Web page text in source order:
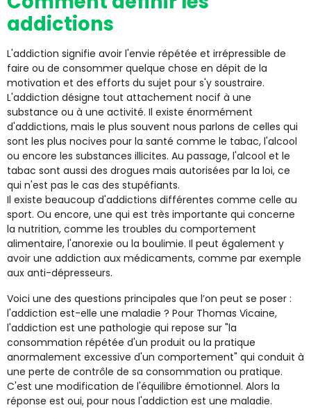
addictions
L'addiction signifie avoir l'envie répétée et irrépressible de
faire ou de consommer quelque chose en dépit de la
motivation et des efforts du sujet pour s'y soustraire.
L'addiction désigne tout attachement nocif à une
substance ou à une activité. Il existe énormément
d'addictions, mais le plus souvent nous parlons de celles qui
sont les plus nocives pour la santé comme le tabac, l'alcool
ou encore les substances illicites. Au passage, l'alcool et le
tabac sont aussi des drogues mais autorisées par la loi, ce
qui n'est pas le cas des stupéfiants.
Il existe beaucoup d'addictions différentes comme celle au
sport. Ou encore, une qui est très importante qui concerne
la nutrition, comme les troubles du comportement
alimentaire, l'anorexie ou la boulimie. Il peut également y
avoir une addiction aux médicaments, comme par exemple
aux anti-dépresseurs.
Voici une des questions principales que l’on peut se poser :
l'addiction est-elle une maladie ? Pour Thomas Vicaine,
l'addiction est une pathologie qui repose sur "la
consommation répétée d'un produit ou la pratique
anormalement excessive d'un comportement" qui conduit à
une perte de contrôle de sa consommation ou pratique.
C'est une modification de l'équilibre émotionnel. Alors la
réponse est oui, pour nous l'addiction est une maladie.